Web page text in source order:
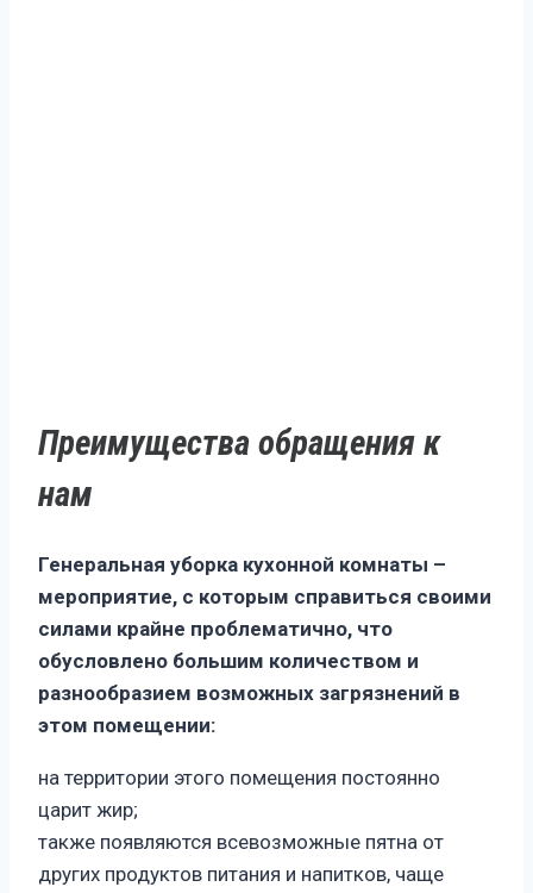
Преимущества обращения к
нам
Генеральная уборка кухонной комнаты –
мероприятие, с которым справиться своими
силами крайне проблематично, что
обусловлено большим количеством и
разнообразием возможных загрязнений в
этом помещении:
на территории этого помещения постоянно
царит жир;
также появляются всевозможные пятна от
других продуктов питания и напитков, чаще